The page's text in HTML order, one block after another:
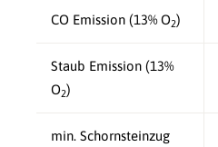
CO Emission (13% O2)
Staub Emission (13%
O2)
min. Schornsteinzug